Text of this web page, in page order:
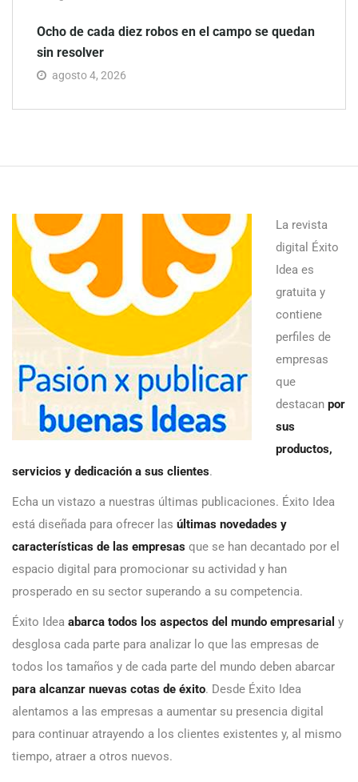
Ocho de cada diez robos en el campo se quedan
sin resolver
agosto 4, 2026
La revista
digital Éxito
Idea es
gratuita y
contiene
perfiles de
empresas
que
destacan por
sus
productos,
servicios y dedicación a sus clientes.
Echa un vistazo a nuestras últimas publicaciones. Éxito Idea
está diseñada para ofrecer las últimas novedades y
características de las empresas que se han decantado por el
espacio digital para promocionar su actividad y han
prosperado en su sector superando a su competencia.
Éxito Idea abarca todos los aspectos del mundo empresarial y
desglosa cada parte para analizar lo que las empresas de
todos los tamaños y de cada parte del mundo deben abarcar
para alcanzar nuevas cotas de éxito. Desde Éxito Idea
alentamos a las empresas a aumentar su presencia digital
para continuar atrayendo a los clientes existentes y, al mismo
tiempo, atraer a otros nuevos.